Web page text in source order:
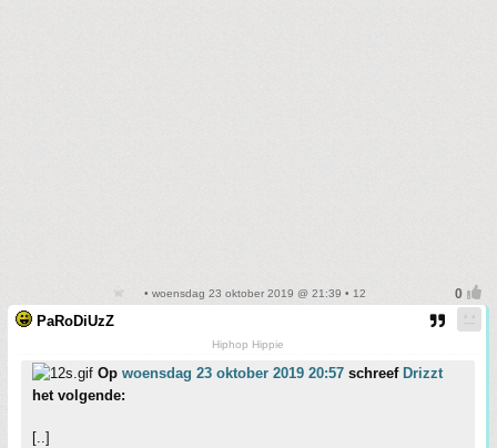
• woensdag 23 oktober 2019 @ 21:39 • 12
PaRoDiUzZ
Hiphop Hippie
Op woensdag 23 oktober 2019 20:57 schreef Drizzt
het volgende:
[..]